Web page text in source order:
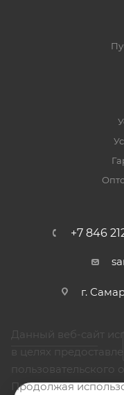
+7 846
г.
Данный веб-сайт
в целях
пользовательского
Продолжая